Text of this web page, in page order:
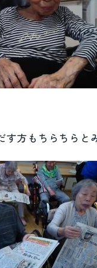
す方もちらちらと